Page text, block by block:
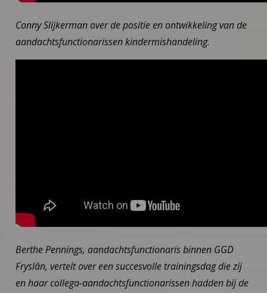
Conny Slijkerman over de positie en ontwikkeling van de
aandachtsfunctionarissen kindermishandeling.
Berthe Pennings, aandachtsfunctionaris binnen GGD
Fryslân, vertelt over een succesvolle trainingsdag die zij
en haar collega-aandachtsfunctionarissen hadden bij de